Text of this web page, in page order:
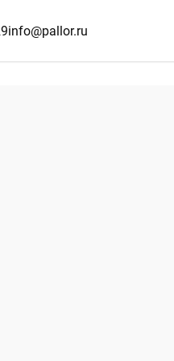
info@pallor.ru